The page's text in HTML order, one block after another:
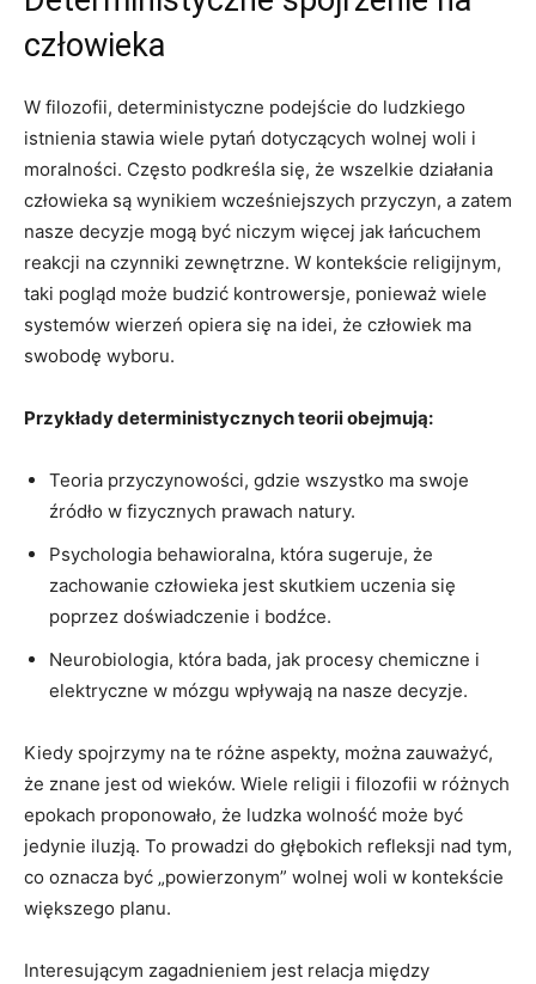
człowieka
W filozofii, deterministyczne ‌podejście⁤ do ludzkiego
istnienia stawia​ wiele pytań dotyczących ​wolnej woli i
moralności. Często ‌podkreśla się, że‍ wszelkie działania
człowieka ​są wynikiem wcześniejszych przyczyn, a zatem
nasze decyzje mogą być niczym więcej jak łańcuchem
⁢reakcji na czynniki zewnętrzne. W‌ kontekście⁢ religijnym,
taki‌ pogląd może​ budzić kontrowersje, ponieważ wiele
systemów wierzeń opiera się na idei, że człowiek ma
swobodę wyboru.
Przykłady deterministycznych teorii obejmują:
Teoria przyczynowości, gdzie ‍wszystko ma swoje
źródło w fizycznych ​prawach natury.
Psychologia behawioralna, która sugeruje, że
‍zachowanie człowieka jest ⁢skutkiem uczenia się ​
poprzez⁢ doświadczenie i bodźce.
Neurobiologia, która bada, jak procesy chemiczne i
elektryczne⁣ w mózgu wpływają na nasze decyzje.
Kiedy spojrzymy na te różne⁣ aspekty, można zauważyć,
że znane jest od wieków. Wiele religii i filozofii w różnych
epokach proponowało, ⁤że ludzka wolność może być
jedynie iluzją. To prowadzi ​do głębokich refleksji​ nad tym,
co oznacza⁣ być „powierzonym” wolnej woli w kontekście
‍większego planu.
Interesującym ⁢zagadnieniem ⁤jest relacja między